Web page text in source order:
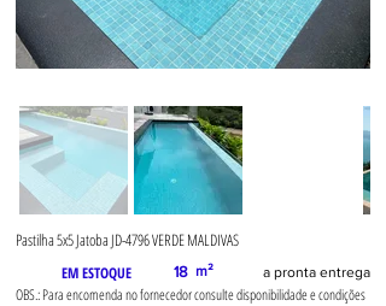
Pastilha 5x5 Jatoba JD-4796 VERDE MALDIVAS
EM ESTOQUE 18 m² a pronta entrega
OBS.: Para encomenda no fornecedor consulte disponibilidade e condições